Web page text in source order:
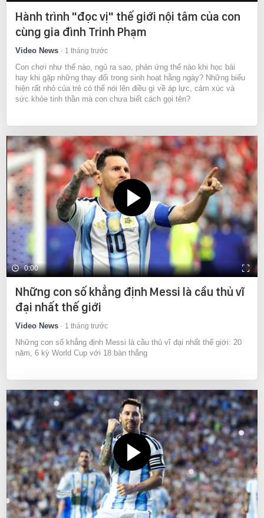
Hành trình "đọc vị" thế giới nội tâm của con
cùng gia đình Trinh Phạm
Video News 1 tháng trước
Con chơi như thế nào, ngủ ra sao, phản ứng thế nào khi học bài
hay khi gặp những thay đổi trong sinh hoạt hằng ngày? Những biểu
hiện rất nhỏ của trẻ có thể nói lên điều gì về áp lực, cảm xúc và
sức khỏe tinh thần mà con chưa biết cách gọi tên?
0:00
Những con số khẳng định Messi là cầu thủ vĩ
đại nhất thế giới
Video News 1 tháng trước
Những con số khẳng định Messi là cầu thủ vĩ đại nhất thế giới: 20
năm, 6 kỳ World Cup với 18 bàn thắng